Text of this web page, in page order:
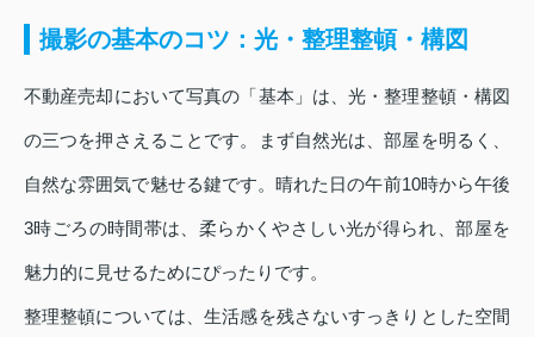
撮影の基本のコツ：光・整理整頓・構図
不動産売却において写真の「基本」は、光・整理整頓・構図
の三つを押さえることです。まず自然光は、部屋を明るく、
自然な雰囲気で魅せる鍵です。晴れた日の午前10時から午後
3時ごろの時間帯は、柔らかくやさしい光が得られ、部屋を
魅力的に見せるためにぴったりです。
整理整頓については、生活感を残さないすっきりとした空間